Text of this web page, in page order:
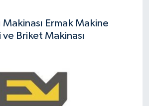
Makinası Ermak Makine
Briket Makinası